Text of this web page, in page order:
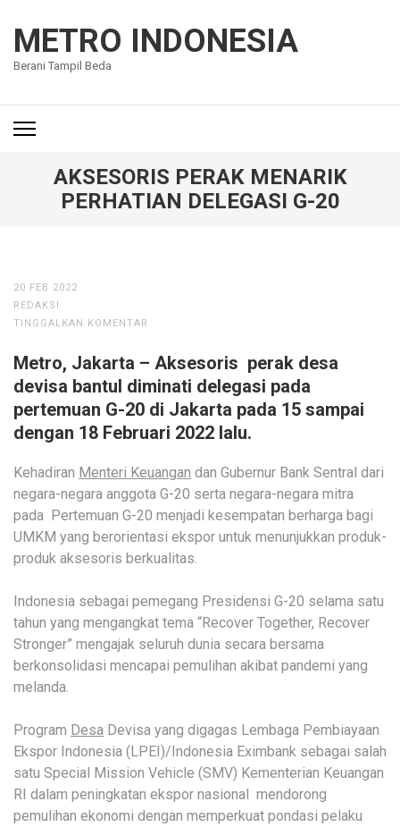
konten
(Tekan
METRO INDONESIA
Berani Tampil Beda
AKSESORIS PERAK MENARIK
PERHATIAN DELEGASI G-20
20 FEB 2022
REDAKSI
TINGGALKAN KOMENTAR
Metro, Jakarta – Aksesoris perak desa
devisa bantul diminati delegasi pada
pertemuan G-20 di Jakarta pada 15 sampai
dengan 18 Februari 2022 lalu.
Kehadiran Menteri Keuangan dan Gubernur Bank Sentral dari
negara-negara anggota G-20 serta negara-negara mitra
pada Pertemuan G-20 menjadi kesempatan berharga bagi
UMKM yang berorientasi ekspor untuk menunjukkan produk-
produk aksesoris berkualitas.
Indonesia sebagai pemegang Presidensi G-20 selama satu
tahun yang mengangkat tema “Recover Together, Recover
Stronger” mengajak seluruh dunia secara bersama
berkonsolidasi mencapai pemulihan akibat pandemi yang
melanda.
Program Desa Devisa yang digagas Lembaga Pembiayaan
Ekspor Indonesia (LPEI)/Indonesia Eximbank sebagai salah
satu Special Mission Vehicle (SMV) Kementerian Keuangan
RI dalam peningkatan ekspor nasional mendorong
pemulihan ekonomi dengan memperkuat pondasi pelaku